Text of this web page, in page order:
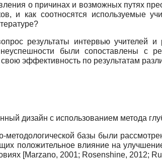
о причинах и возможных путях
и как соотносятся используемые
результаты интервью учителей
были сопоставлены с
эффективность по результатам
дизайн с использованием метода
методологической базы были
положительное влияние на
[Marzano, 2001; Rosenshine, 2012;